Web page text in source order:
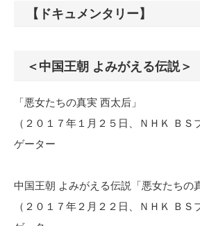
【ドキュメンタリー】
＜中国王朝 よみがえる伝説＞
「悪女たちの真実 西太后」
（２０１７年１月２５日、ＮＨＫ Ｂ
ゲーター
中国王朝 よみがえる伝説「悪女たちの
（２０１７年２月２２日、ＮＨＫ Ｂ